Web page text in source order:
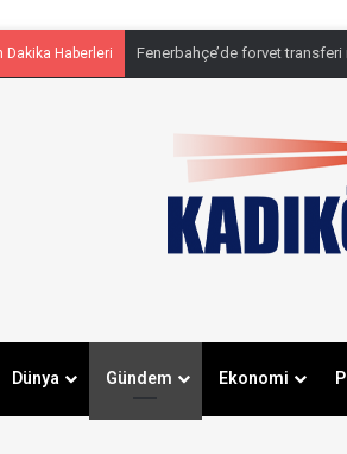
Dakika Haberleri Fenerbahçe’de forvet
Dünya Gündem Ekonomi